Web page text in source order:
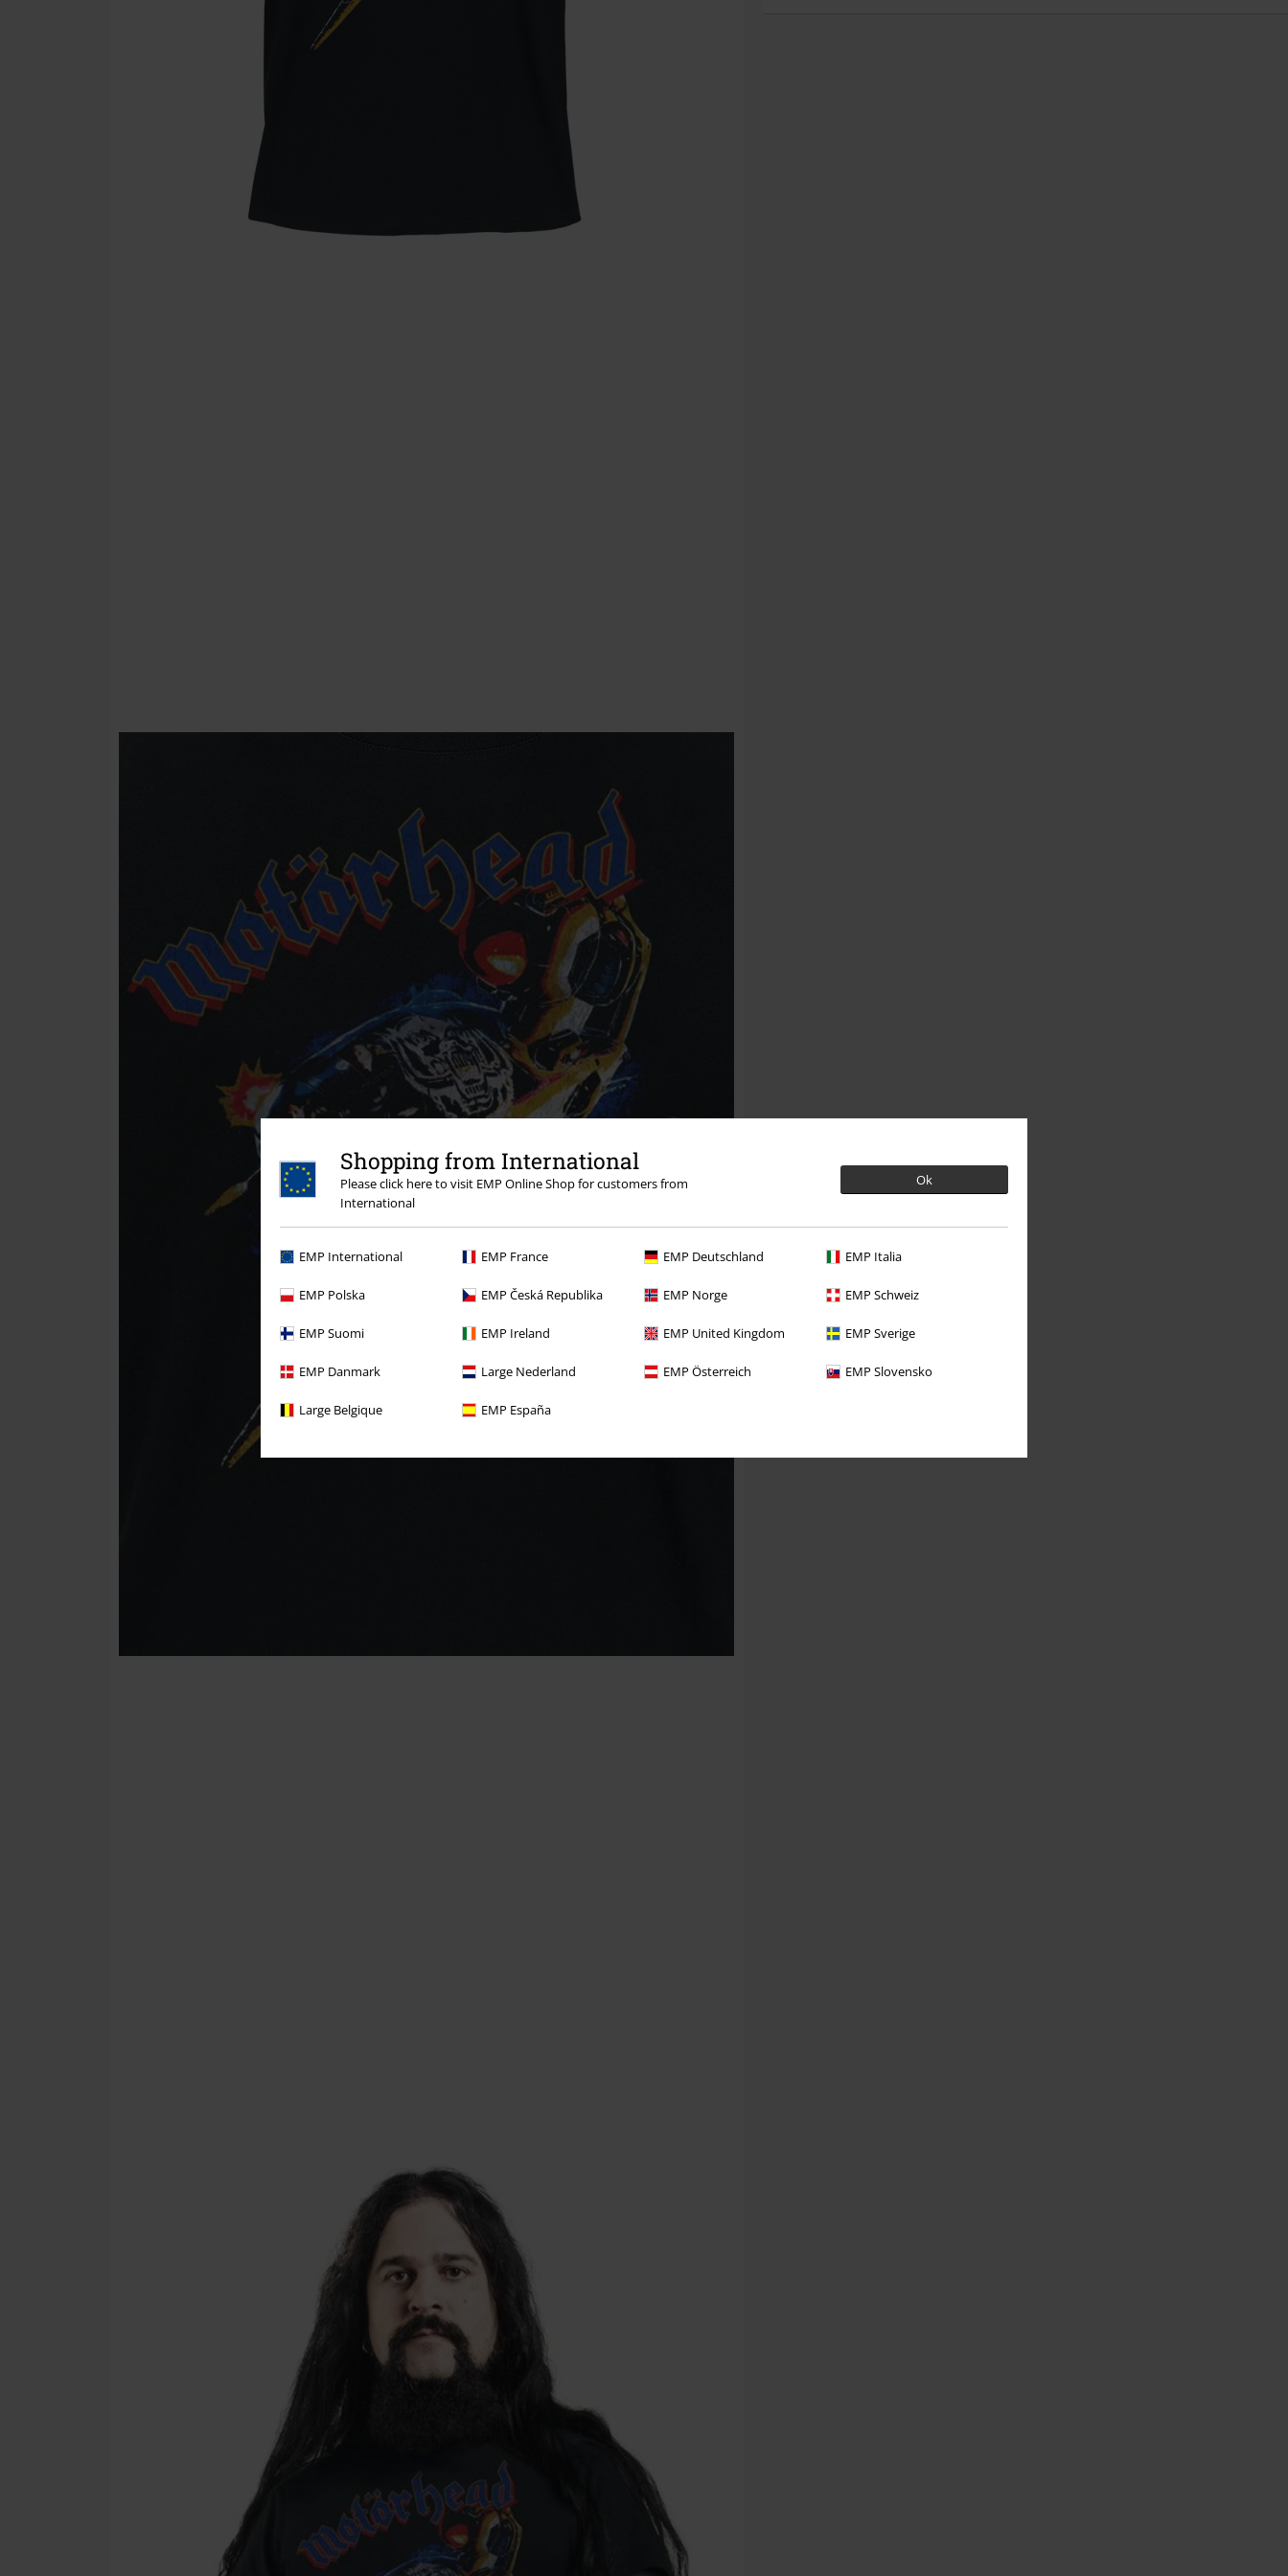
Shopping from International
Please click here to visit EMP Online Shop for customers from
International
Ok
EMP International EMP France EMP Deutschland EMP Italia
EMP Polska EMP Česká Republika EMP Norge EMP Schweiz
EMP Suomi EMP Ireland EMP United Kingdom EMP Sverige
EMP Danmark Large Nederland EMP Österreich EMP Slovensko
Large Belgique EMP España